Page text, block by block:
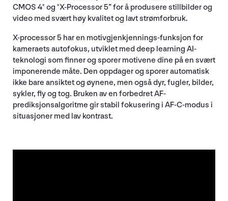
CMOS 4" og "X-Processor 5” for å produsere stillbilder og
video med svært høy kvalitet og lavt strømforbruk.
X-processor 5 har en motivgjenkjennings-funksjon for
kameraets autofokus, utviklet med deep learning AI-
teknologi som finner og sporer motivene dine på en svært
imponerende måte. Den oppdager og sporer automatisk
ikke bare ansiktet og øynene, men også dyr, fugler, bilder,
sykler, fly og tog. Bruken av en forbedret AF-
prediksjonsalgoritme gir stabil fokusering i AF-C-modus i
situasjoner med lav kontrast.